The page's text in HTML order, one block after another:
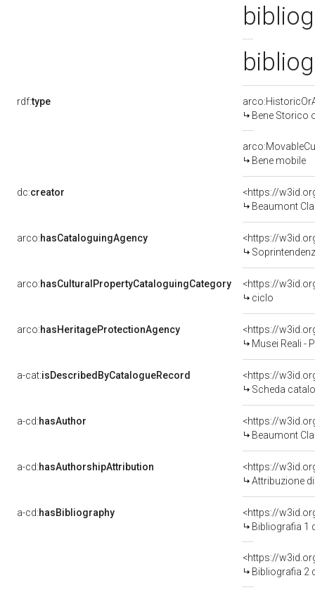
rdf:type
Bene Storico
Bene mobile
dc:creator
<https://
Beaumont
arco:hasCataloguingAgency
<https://
arco:hasCulturalPropertyCataloguingCategory
<https://
ciclo
arco:hasHeritageProtectionAgency
<https://
Musei Reali -
a-cat:isDescribedByCatalogueRecord
<https://
Scheda
a-cd:hasAuthor
<https://
Beaumont
a-cd:hasAuthorshipAttribution
<https://
Attribuzione
a-cd:hasBibliography
<https://
Bibliografia 1
<https://
Bibliografia 2